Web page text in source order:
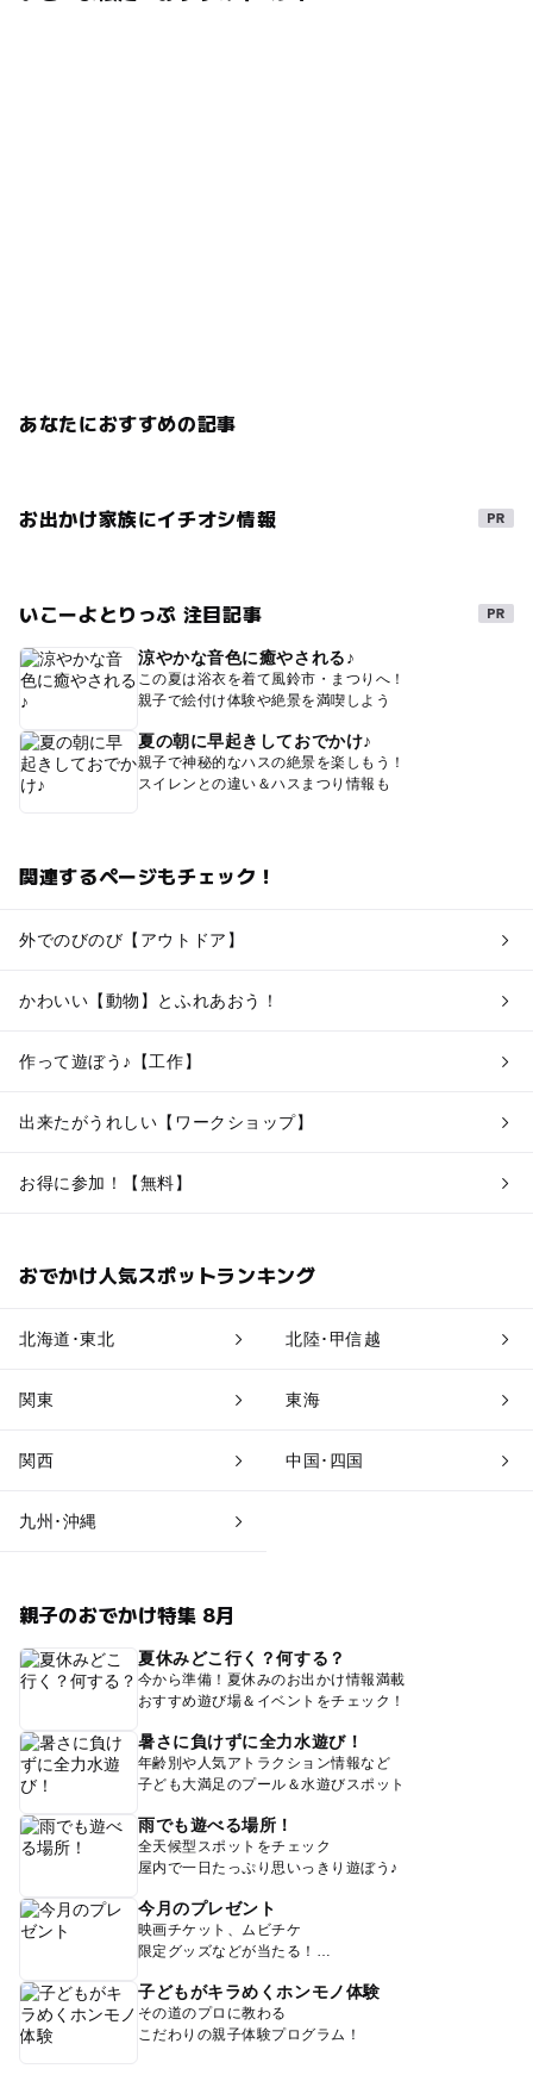
あなたにおすすめの記事
お出かけ家族にイチオシ情報
いこーよとりっぷ 注目記事
涼やかな音色に癒やされる♪
この夏は浴衣を着て風鈴市・まつりへ！
親子で絵付け体験や絶景を満喫しよう
夏の朝に早起きしておでかけ♪
親子で神秘的なハスの絶景を楽しもう！
スイレンとの違い＆ハスまつり情報も
関連するページもチェック！
外でのびのび【アウトドア】
かわいい【動物】とふれあおう！
作って遊ぼう♪【工作】
出来たがうれしい【ワークショップ】
お得に参加！【無料】
おでかけ人気スポットランキング
北海道･東北 北陸･甲信越
関東 東海
関西 中国･四国
九州･沖縄
親子のおでかけ特集 8月
夏休みどこ行く？何する？
今から準備！夏休みのお出かけ情報満載
おすすめ遊び場＆イベントをチェック！
暑さに負けずに全力水遊び！
年齢別や人気アトラクション情報など
子ども大満足のプール＆水遊びスポット
雨でも遊べる場所！
全天候型スポットをチェック
屋内で一日たっぷり思いっきり遊ぼう♪
今月のプレゼント
映画チケット、ムビチケ
限定グッズなどが当たる！
子どもがキラめくホンモノ体験
その道のプロに教わる
こだわりの親子体験プログラム！